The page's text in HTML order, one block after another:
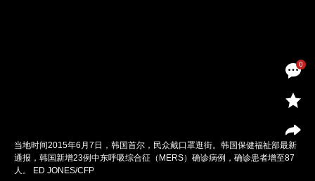
0
当地时间2015年6月7日，韩国首尔，民众戴口罩逛街。韩国保健福祉部最新
通报，韩国新增23例中东呼吸综合征（MERS）确诊病例，确诊患者增至87
人。 ED JONES/CFP